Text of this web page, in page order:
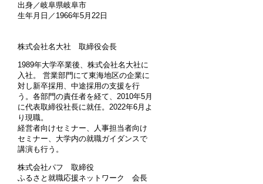
出身／岐阜県岐阜市
生年月日／1966年5月22日
株式会社名大社 取締役会長
1989年大学卒業後、株式会社名大社に
入社。 営業部門にて東海地区の企業に
対し新卒採用、中途採用の支援を行
う。各部門の責任者を経て、2010年5月
に代表取締役社長に就任。2022年6月よ
り現職。
経営者向けセミナー、人事担当者向け
セミナー、大学内の就職ガイダンスで
講演も行う。
株式会社パフ 取締役
ふるさと就職応援ネットワーク 会長